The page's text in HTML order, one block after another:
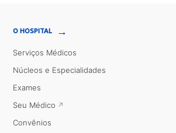
O HOSPITAL →
Serviços Médicos
Núcleos e Especialidades
Exames
Seu Médico
Convênios